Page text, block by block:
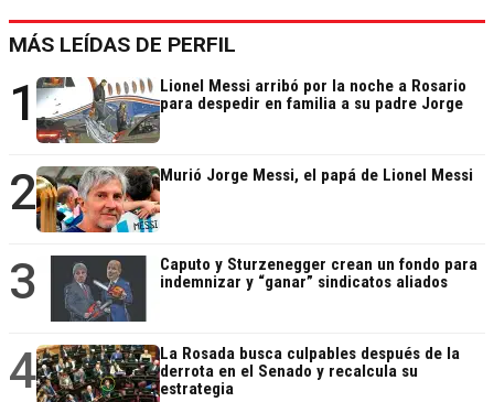
MÁS LEÍDAS DE PERFIL
1
Lionel Messi arribó por la noche a Rosario
para despedir en familia a su padre Jorge
2 Murió Jorge Messi, el papá de Lionel Messi
3
Caputo y Sturzenegger crean un fondo para
indemnizar y “ganar” sindicatos aliados
4
La Rosada busca culpables después de la
derrota en el Senado y recalcula su
estrategia